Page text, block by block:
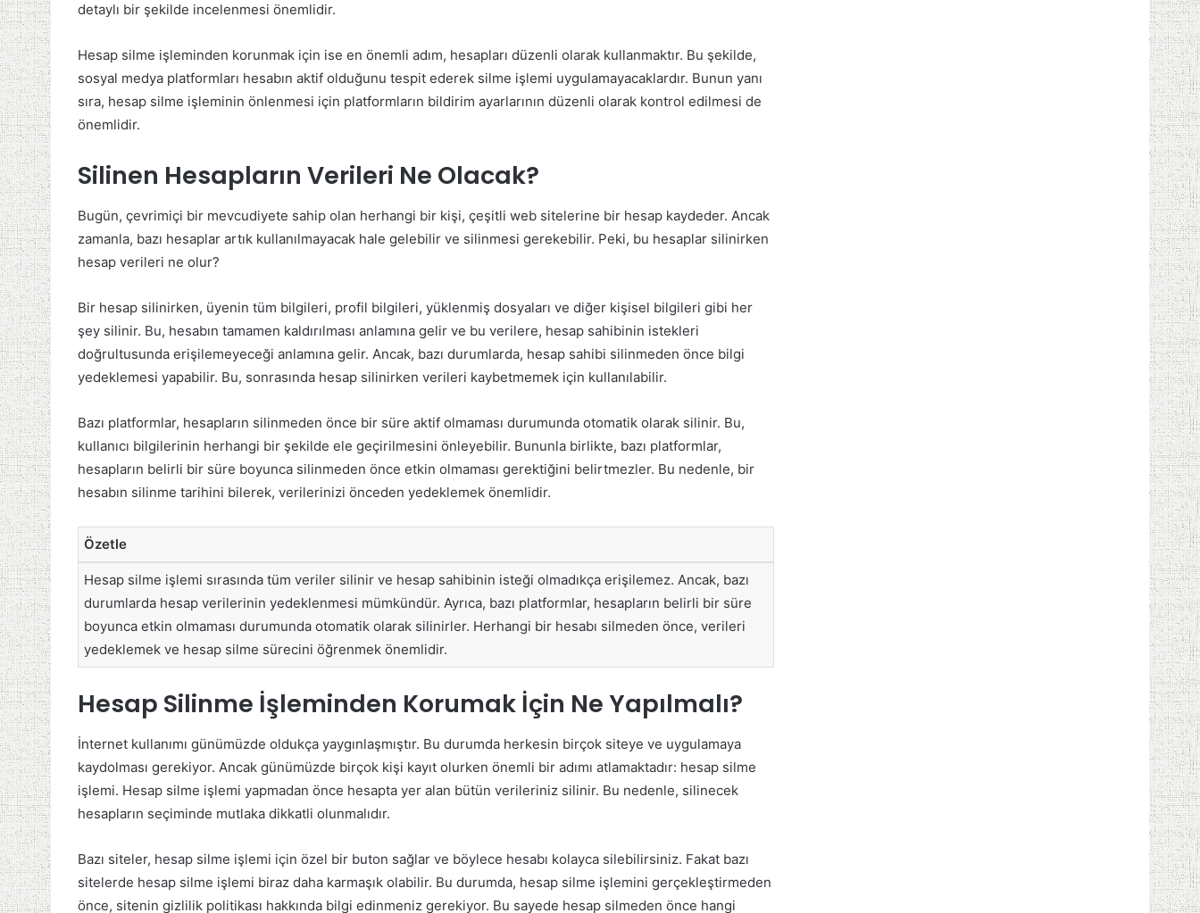
detaylı bir şekilde incelenmesi önemlidir.
Hesap silme işleminden korunmak için ise en önemli adım, hesapları düzenli olarak kullanmaktır. Bu şekilde,
sosyal medya platformları hesabın aktif olduğunu tespit ederek silme işlemi uygulamayacaklardır. Bunun yanı
sıra, hesap silme işleminin önlenmesi için platformların bildirim ayarlarının düzenli olarak kontrol edilmesi de
önemlidir.
Silinen Hesapların Verileri Ne Olacak?
Bugün, çevrimiçi bir mevcudiyete sahip olan herhangi bir kişi, çeşitli web sitelerine bir hesap kaydeder. Ancak
zamanla, bazı hesaplar artık kullanılmayacak hale gelebilir ve silinmesi gerekebilir. Peki, bu hesaplar silinirken
hesap verileri ne olur?
Bir hesap silinirken, üyenin tüm bilgileri, profil bilgileri, yüklenmiş dosyaları ve diğer kişisel bilgileri gibi her
şey silinir. Bu, hesabın tamamen kaldırılması anlamına gelir ve bu verilere, hesap sahibinin istekleri
doğrultusunda erişilemeyeceği anlamına gelir. Ancak, bazı durumlarda, hesap sahibi silinmeden önce bilgi
yedeklemesi yapabilir. Bu, sonrasında hesap silinirken verileri kaybetmemek için kullanılabilir.
Bazı platformlar, hesapların silinmeden önce bir süre aktif olmaması durumunda otomatik olarak silinir. Bu,
kullanıcı bilgilerinin herhangi bir şekilde ele geçirilmesini önleyebilir. Bununla birlikte, bazı platformlar,
hesapların belirli bir süre boyunca silinmeden önce etkin olmaması gerektiğini belirtmezler. Bu nedenle, bir
hesabın silinme tarihini bilerek, verilerinizi önceden yedeklemek önemlidir.
Özetle
Hesap silme işlemi sırasında tüm veriler silinir ve hesap sahibinin isteği olmadıkça erişilemez. Ancak, bazı
durumlarda hesap verilerinin yedeklenmesi mümkündür. Ayrıca, bazı platformlar, hesapların belirli bir süre
boyunca etkin olmaması durumunda otomatik olarak silinirler. Herhangi bir hesabı silmeden önce, verileri
yedeklemek ve hesap silme sürecini öğrenmek önemlidir.
Hesap Silinme İşleminden Korumak İçin Ne Yapılmalı?
İnternet kullanımı günümüzde oldukça yaygınlaşmıştır. Bu durumda herkesin birçok siteye ve uygulamaya
kaydolması gerekiyor. Ancak günümüzde birçok kişi kayıt olurken önemli bir adımı atlamaktadır: hesap silme
işlemi. Hesap silme işlemi yapmadan önce hesapta yer alan bütün verileriniz silinir. Bu nedenle, silinecek
hesapların seçiminde mutlaka dikkatli olunmalıdır.
Bazı siteler, hesap silme işlemi için özel bir buton sağlar ve böylece hesabı kolayca silebilirsiniz. Fakat bazı
sitelerde hesap silme işlemi biraz daha karmaşık olabilir. Bu durumda, hesap silme işlemini gerçekleştirmeden
önce, sitenin gizlilik politikası hakkında bilgi edinmeniz gerekiyor. Bu sayede hesap silmeden önce hangi